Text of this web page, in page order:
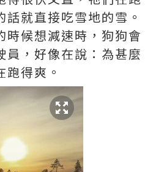
就直接吃雪地的雪。
時候想減速時，狗狗會
員，好像在說：為甚麼
得爽。